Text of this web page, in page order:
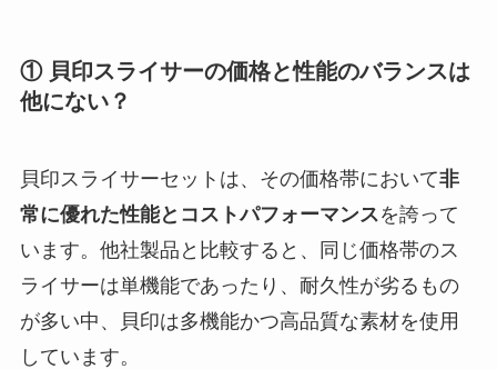
① 貝印スライサーの価格と性能のバランスは
他にない？
貝印スライサーセットは、その価格帯において非
常に優れた性能とコストパフォーマンスを誇って
います。他社製品と比較すると、同じ価格帯のス
ライサーは単機能であったり、耐久性が劣るもの
が多い中、貝印は多機能かつ高品質な素材を使用
しています。